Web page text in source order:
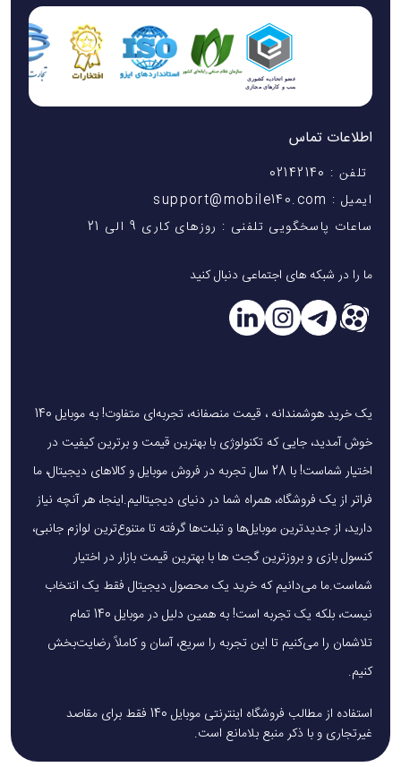
اطلاعات تماس
تلفن : 02142140
ایمیل : support@mobile140.com
ساعات پاسخگویی تلفنی : روزهای کاری 9 الی 21
ما را در شبکه های اجتماعی دنبال کنید
یک خرید هوشمندانه ، قیمت منصفانه، تجربه‌ای متفاوت! به موبایل 140
خوش آمدید، جایی که تکنولوژی با بهترین قیمت و برترین کیفیت در
اختیار شماست! با 28 سال تجربه در فروش موبایل و کالاهای دیجیتال، ما
فراتر از یک فروشگاه، همراه شما در دنیای دیجیتالیم.اینجا، هر آنچه نیاز
دارید، از جدیدترین موبایل‌ها و تبلت‌ها گرفته تا متنوع‌ترین لوازم جانبی،
کنسول بازی و بروزترین گجت ها با بهترین قیمت بازار در اختیار
شماست.ما می‌دانیم که خرید یک محصول دیجیتال فقط یک انتخاب
نیست، بلکه یک تجربه است! به همین دلیل در موبایل 140 تمام
تلاشمان را می‌کنیم تا این تجربه را سریع، آسان و کاملاً رضایت‌بخش
کنیم.
استفاده از مطالب فروشگاه اینترنتی موبایل 140 فقط برای مقاصد
غیرتجاری و با ذکر منبع بلامانع است.